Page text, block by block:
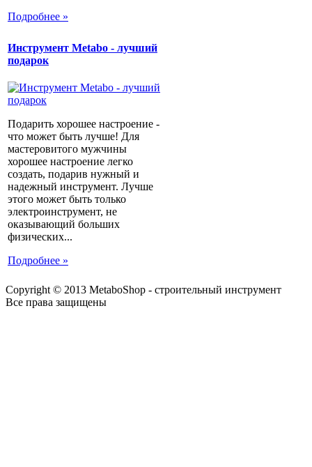
Подробнее »
Инструмент Metabo - лучший
подарок
Подарить хорошее настроение -
что может быть лучше! Для
мастеровитого мужчины
хорошее настроение легко
создать, подарив нужный и
надежный инструмент. Лучше
этого может быть только
электроинструмент, не
оказывающий больших
физических...
Подробнее »
Copyright © 2013 MetaboShop - строительный инструмент
Все права защищены